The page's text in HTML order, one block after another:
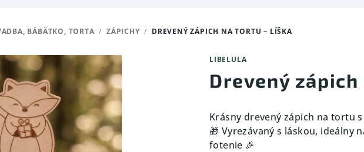
BÁBÄTKO, TORTA / ZÁPICHY / DREVENÝ ZÁPICH NA TORTU – LÍŠKA
LIBELULA
Drevený
Krásny drevený zápich na tortu
🎁 Vyrezávaný s láskou, ideálny
fotenie 🎉